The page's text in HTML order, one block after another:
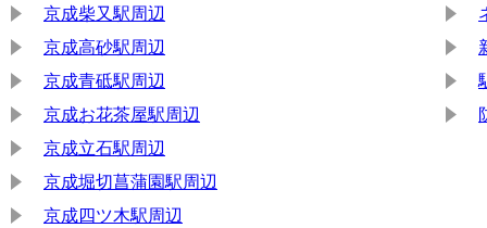
京成柴又駅周辺
京成高砂駅周辺
京成青砥駅周辺
京成お花茶屋駅周辺
京成立石駅周辺
京成堀切菖蒲園駅周辺
京成四ツ木駅周辺